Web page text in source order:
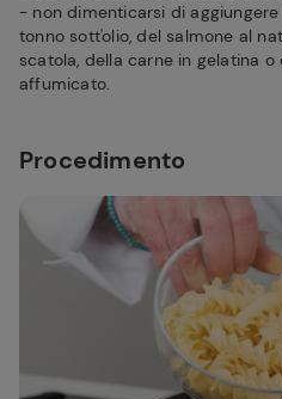
- non dimenticarsi di
tonno sott'olio, del salmone al
scatola, della carne in gelatina
affumicato.
Procedimento